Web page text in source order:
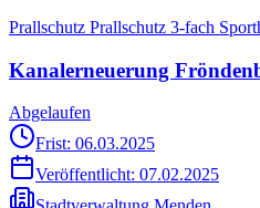
Prallschutz Prallschutz 3-fach
Kanalerneuerung
Abgelaufen
Frist: 06.03.2025
Veröffentlicht: 07.02.2025